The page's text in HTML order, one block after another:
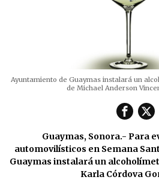
Ayuntamiento de Guaymas instalará un
de Michael Anderson
Guaymas, Sonora.- Para
automovilísticos en Semana
Guaymas instalará un
Karla Córdova